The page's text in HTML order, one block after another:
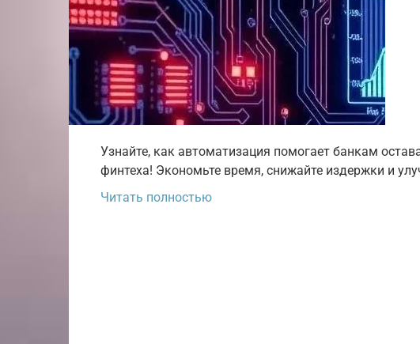
Узнайте, как автоматизация помогает банкам
финтеха! Экономьте время, снижайте издержки и
Читать полностью